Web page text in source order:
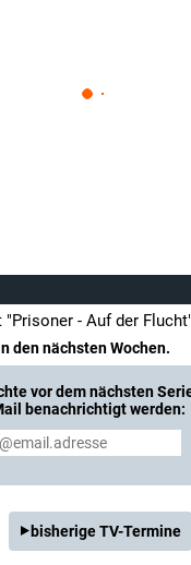
- Auf der
den nächsten Wochen.
vor dem nächsten
benachrichtigt werden:
bisherige TV-Termine